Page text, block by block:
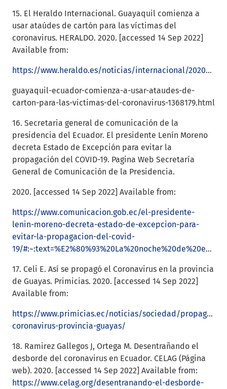
15. El Heraldo Internacional. Guayaquil comienza a
usar ataúdes de cartón para las víctimas del
coronavirus. HERALDO. 2020. [accessed 14 Sep 2022]
Available from:
https://www.heraldo.es/noticias/internacional/2020/04/05/
guayaquil-ecuador-comienza-a-usar-ataudes-de-
carton-para-las-victimas-del-coronavirus-1368179.html
16. Secretaria general de comunicación de la
presidencia del Ecuador. El presidente Lenín Moreno
decreta Estado de Excepción para evitar la
propagación del COVID-19. Pagina Web Secretaría
General de Comunicación de la Presidencia.
2020. [accessed 14 Sep 2022] Available from:
https://www.comunicacion.gob.ec/el-presidente-
lenin-moreno-decreta-estado-de-excepcion-para-
evitar-la-propagacion-del-covid-
19/#:~:text=%E2%80%93%20La%20noche%20de%20este%20lunes,coronavirus%20(COVID%2D19)
17. Celi E. Así se propagó el Coronavirus en la provincia
de Guayas. Primicias. 2020. [accessed 14 Sep 2022]
Available from:
https://www.primicias.ec/noticias/sociedad/
coronavirus-provincia-guayas/
18. Ramirez Gallegos J, Ortega M. Desentrañando el
desborde del coronavirus en Ecuador. CELAG (Página
web). 2020. [accessed 14 Sep 2022] Available from:
https://www.celag.org/desentranando-el-desborde-